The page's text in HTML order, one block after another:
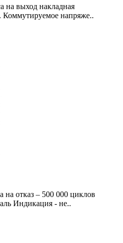
на выход накладная
Коммутируемое напряже..
на отказ – 500 000 циклов
Индикация - не..